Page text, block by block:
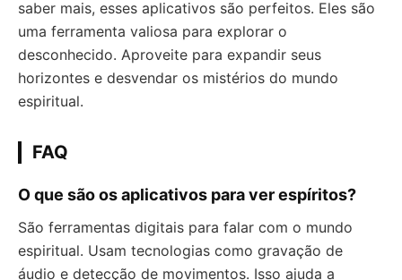
saber mais, esses aplicativos são perfeitos. Eles são
uma ferramenta valiosa para explorar o
desconhecido. Aproveite para expandir seus
horizontes e desvendar os mistérios do mundo
espiritual.
FAQ
O que são os aplicativos para ver espíritos?
São ferramentas digitais para falar com o mundo
espiritual. Usam tecnologias como gravação de
áudio e detecção de movimentos. Isso ajuda a